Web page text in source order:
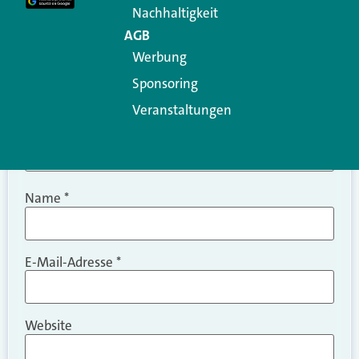
Name *
E-Mail-Adresse *
Website
Nachhaltigkeit
AGB
Werbung
Sponsoring
Veranstaltungen